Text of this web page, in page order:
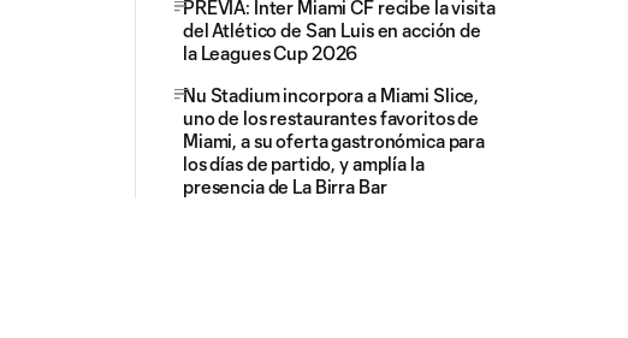
PREVIA: Inter Miami CF recibe la visita
del Atlético de San Luis en acción de
la Leagues Cup 2026
Nu Stadium incorpora a Miami Slice,
uno de los restaurantes favoritos de
Miami, a su oferta gastronómica para
los días de partido, y amplía la
presencia de La Birra Bar